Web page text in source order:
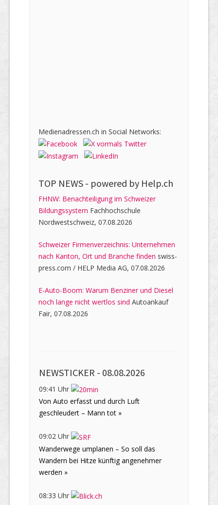
Medienadressen.ch in Social Networks:
TOP NEWS - powered by Help.ch
FHNW: Benachteiligung im Schweizer
Bildungssystem Fachhochschule
Nordwestschweiz, 07.08.2026
Schweizer Firmenverzeichnis: Unternehmen
nach Kanton, Ort und Branche finden swiss-
press.com / HELP Media AG, 07.08.2026
E-Auto-Boom: Warum Benziner und Diesel
noch lange nicht wertlos sind Autoankauf
Fair, 07.08.2026
NEWSTICKER - 08.08.2026
09:41 Uhr
Von Auto erfasst und durch Luft
geschleudert – Mann tot »
09:02 Uhr
Wanderwege umplanen – So soll das
Wandern bei Hitze künftig angenehmer
werden »
08:33 Uhr